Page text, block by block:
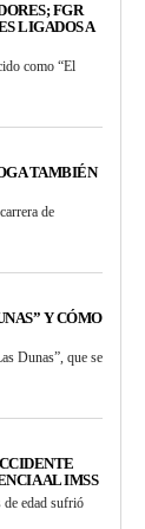
FGR
LIGADOS A
como “El
TAMBIÉN
de
Y CÓMO
Dunas”, que se
AL IMSS
de edad sufrió